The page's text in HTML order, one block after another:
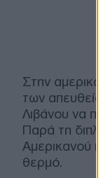
Στην
των
Λιβάνου να
Παρά τη
Αμερικανού
θερμό.